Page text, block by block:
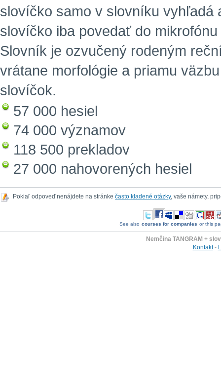
slovíčko samo v slovníku vyhľadá
slovíčko iba povedať do
Slovník je ozvučený rodeným
vrátane morfológie a priamu
slovíčok.
57 000 hesiel
74 000 významov
118 500 prekladov
27 000 nahovorených hesiel
Pokiaľ odpoveď nenájdete na stránke často kladené otázky, vaše námety,
See also courses for companies or this
Nemčina TANGRAM +
Kontakt-